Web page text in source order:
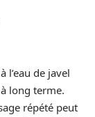
l’eau de javel
long terme.
répété peut